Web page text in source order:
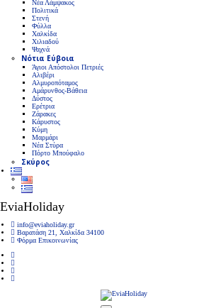
Νέα Λάμψακος
Πολιτικά
Στενή
Φύλλα
Χαλκίδα
Χιλιαδού
Ψαχνά
Νότια Εύβοια
Άγιοι Απόστολοι Πετριές
Αλιβέρι
Αλμυροπόταμος
Αμάρυνθος-Βάθεια
Δύστος
Ερέτρια
Ζάρακες
Κάρυστος
Κύμη
Μαρμάρι
Νέα Στύρα
Πόρτο Μπούφαλο
Σκύρος
EviaHoliday
info@eviaholiday.gr
Βαρατάση 21, Χαλκίδα 34100
Φόρμα Επικοινωνίας